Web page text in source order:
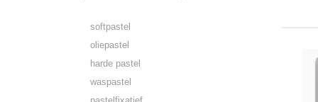
softpastel
oliepastel
harde pastel
waspastel